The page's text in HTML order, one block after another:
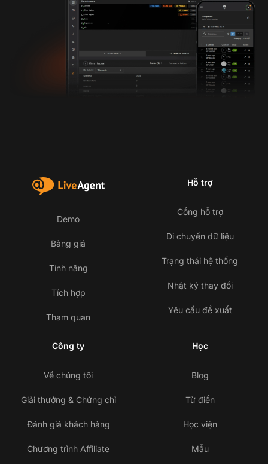
Demo
Bảng giá
Tính năng
Tích hợp
Tham quan
Hỗ trợ
Cổng hỗ trợ
Di chuyển dữ liệu
Trạng thái hệ thống
Nhật ký thay đổi
Yêu cầu đề xuất
Công ty
Về chúng tôi
Giải thưởng & Chứng chỉ
Đánh giá khách hàng
Chương trình Affiliate
Học
Blog
Từ điển
Học viện
Mẫu